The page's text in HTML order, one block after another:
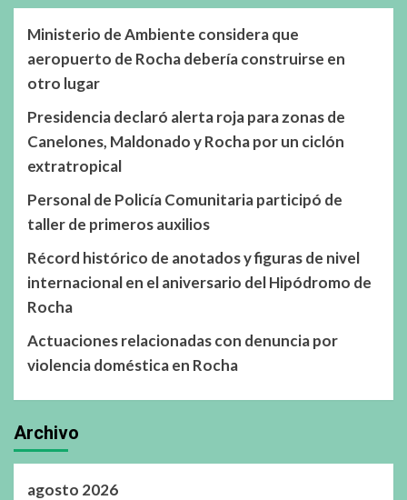
Ministerio de Ambiente considera que
aeropuerto de Rocha debería construirse en
otro lugar
Presidencia declaró alerta roja para zonas de
Canelones, Maldonado y Rocha por un ciclón
extratropical
Personal de Policía Comunitaria participó de
taller de primeros auxilios
Récord histórico de anotados y figuras de nivel
internacional en el aniversario del Hipódromo de
Rocha
Actuaciones relacionadas con denuncia por
violencia doméstica en Rocha
Archivo
agosto 2026